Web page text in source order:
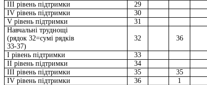
III рівень підтримки
29
IV рівень підтримки
30
V рівень підтримки
31
Навчальні труднощі
(рядок 32=сумі рядків
33-37)
32 36
I рівень підтримки
33
II рівень підтримки
34
III рівень підтримки
35 35
IV рівень підтримки
36 1